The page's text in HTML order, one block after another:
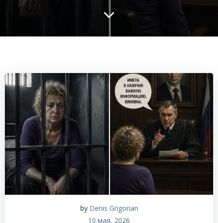
by Denis Grigorian
10 мая, 2026